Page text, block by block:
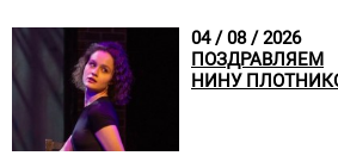
04 / 08 / 2026
ПОЗДРАВЛЯЕМ
НИНУ